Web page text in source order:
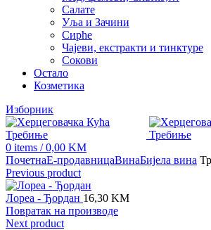
Салате
Уља и Зачини
Сирће
Чајеви, екстракти и тинктуре
Сокови
Остало
Козметика
Изборник
0 items / 0,00 KM
ПочетнаЕ-продавницаВинаБијела вина
Previous product
Лореа - Ђордан 16,30 KM
Повратак на производе
Next product